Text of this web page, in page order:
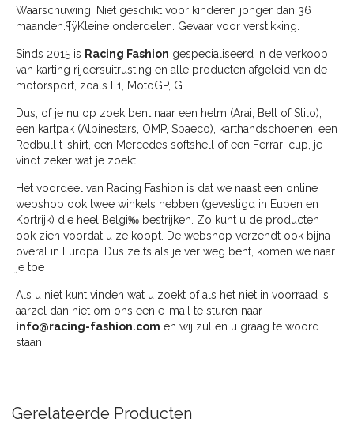
Waarschuwing. Niet geschikt voor kinderen jonger dan 36
maanden.¶ÿKleine onderdelen. Gevaar voor verstikking.
Sinds 2015 is Racing Fashion gespecialiseerd in de verkoop
van karting rijdersuitrusting en alle producten afgeleid van de
motorsport, zoals F1, MotoGP, GT,...
Dus, of je nu op zoek bent naar een helm (Arai, Bell of Stilo),
een kartpak (Alpinestars, OMP, Spaeco), karthandschoenen, een
Redbull t-shirt, een Mercedes softshell of een Ferrari cup, je
vindt zeker wat je zoekt.
Het voordeel van Racing Fashion is dat we naast een online
webshop ook twee winkels hebben (gevestigd in Eupen en
Kortrijk) die heel Belgi‰ bestrijken. Zo kunt u de producten
ook zien voordat u ze koopt. De webshop verzendt ook bijna
overal in Europa. Dus zelfs als je ver weg bent, komen we naar
je toe
Als u niet kunt vinden wat u zoekt of als het niet in voorraad is,
aarzel dan niet om ons een e-mail te sturen naar
info@racing-fashion.com en wij zullen u graag te woord
staan.
Gerelateerde Producten